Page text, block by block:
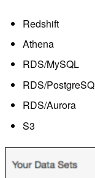
Redshift
Athena
RDS/MySQL
RDS/
RDS/Aurora
S3